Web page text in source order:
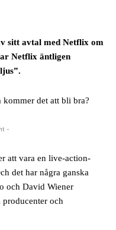
sitt avtal med Netflix om
Netflix äntligen
det att bli bra?
-
att vara en live-action-
det har några ganska
och David Wiener
producenter och